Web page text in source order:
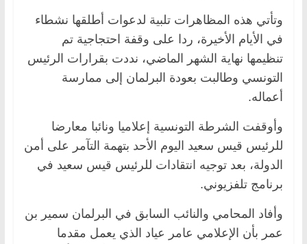
وتأتي هذه المظاهرات تلبية لدعوات أطلقها نشطاء
في الأيام الأخيرة، ردا على وقفة احتجاجية تم
تنظيمها نهاية الشهر الماضي، نددت بقرارات الرئيس
التونسي وطالبت بعودة البرلمان إلى ممارسة
أعماله.
وأوقفت الشرطة التونسية إعلاميا ونائبا معارضا
للرئيس قيس سعيد اليوم الأحد بتهمة التآمر على أمن
الدولة، بعد توجيه انتقادات للرئيس قيس سعيد في
برنامج تلفزيوني.
وأفاد المحامي والنائب السابق في البرلمان سمير بن
عمر بأن الإعلامي عامر عياد الذي يعمل مقدما